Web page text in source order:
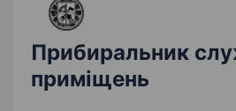
Прибиральник
приміщень